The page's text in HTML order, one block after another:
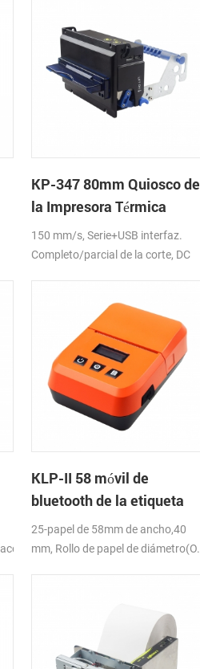
KP-347 80mm Quiosco de
la Impresora Térmica
150 mm/s, Serie+USB interfaz.
Completo/parcial de la corte, DC
KLP-II 58 móvil de
bluetooth de la etiqueta
de la impresora
25-papel de 58mm de ancho,40
mm, Rollo de papel de diámetro(O.